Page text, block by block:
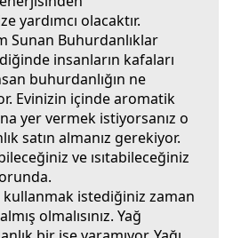
yardımcı olacaktır.
Sunan Buhurdanlıklar
insanların kafaları
buhurdanlığın ne
Evinizin içinde aromatik
yer vermek istiyorsanız o
satın almanız gerekiyor.
ve ısıtabileceğiniz
istediğiniz zaman
olmalısınız. Yağ